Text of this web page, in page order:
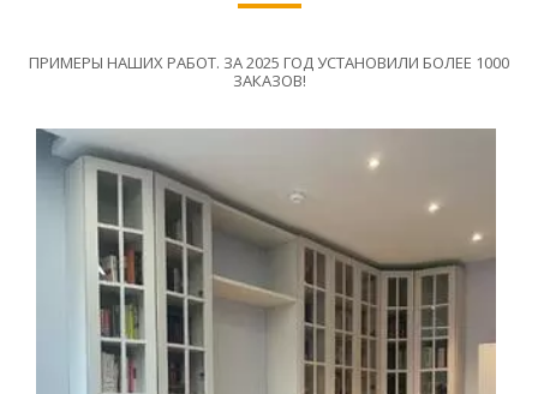
ПРИМЕРЫ НАШИХ РАБОТ. ЗА 2025 ГОД УСТАНОВИЛИ БОЛЕЕ 1000
ЗАКАЗОВ!